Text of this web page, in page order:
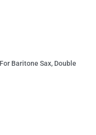
Baritone Sax, Double